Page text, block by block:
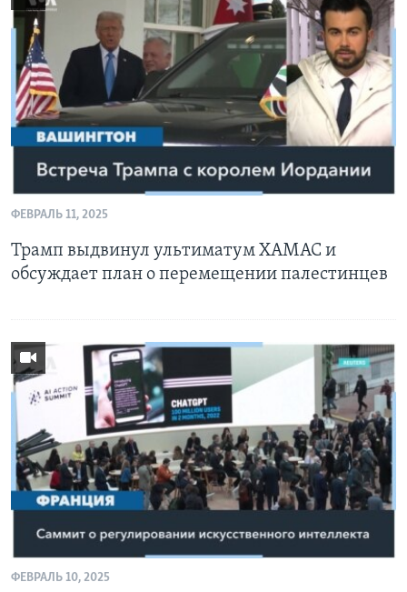
ФЕВРАЛЬ 11, 2025
Трамп выдвинул ультиматум ХАМАС и
обсуждает план о перемещении палестинцев
ФЕВРАЛЬ 10, 2025